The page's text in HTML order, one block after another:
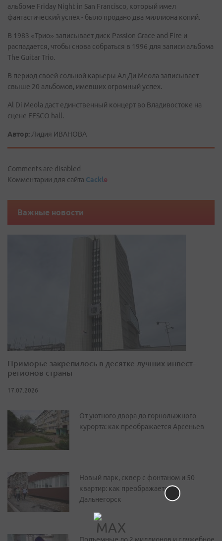
альбоме Friday Night in San Francisco, который имел
фантастический успех - было продано два миллиона копий.
В 1983 «Трио» записывает диск Passion Grace and Fire и
распадается, чтобы снова собраться в 1996 для записи альбома
The Guitar Trio.
В период своей сольной карьеры Ал Ди Меола записывает
свыше 20 альбомов, имевших огромный успех.
Al Di Meola даст единственный концерт во Владивостоке на
сцене FESCO hall.
Автор: Лидия ИВАНОВА
Comments are disabled
Комментарии для сайта Cackle
Важные новости
Приморье закрепилось в десятке лучших инвест-
регионов страны
17.07.2026
От уютного двора до горнолыжного
курорта: как преображается Арсеньев
Новый парк, сквер с фонтаном и 50
квартир: как преображается
Дальнегорск